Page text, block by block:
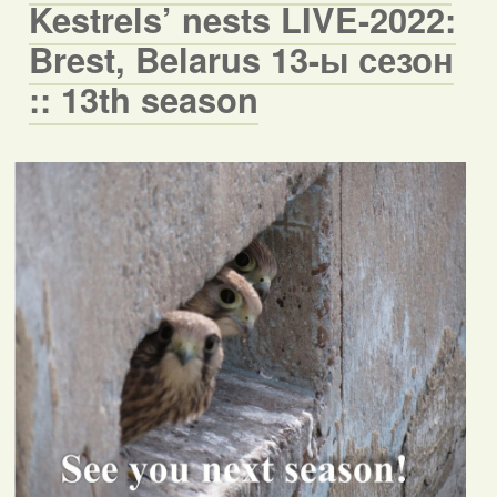
Kestrels’ nests LIVE-2022:
Brest, Belarus 13-ы сезон
:: 13th season